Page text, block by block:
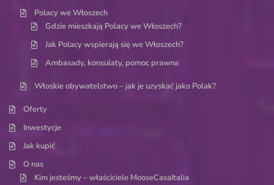
Polacy we Włoszech
Gdzie mieszkają Polacy we Włoszech?
Jak Polacy wspierają się we Włoszech?
Ambasady, konsulaty, pomoc prawna
Włoskie obywatelstwo – jak je uzyskać jako Polak?
Oferty
Inwestycje
Jak kupić
O nas
Kim jesteśmy – właściciele MooseCasaItalia